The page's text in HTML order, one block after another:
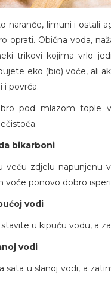
naranče, limuni i ostali
oprati. Obična voda,
trikovi kojima vrlo
eko (bio) voće, ali
i povrća.
pod mlazom tople
bikarboni
veću zdjelu napunjenu
voće ponovo dobro
vodi
u kipuću vodu, a
vodi
sata u slanoj vodi, a